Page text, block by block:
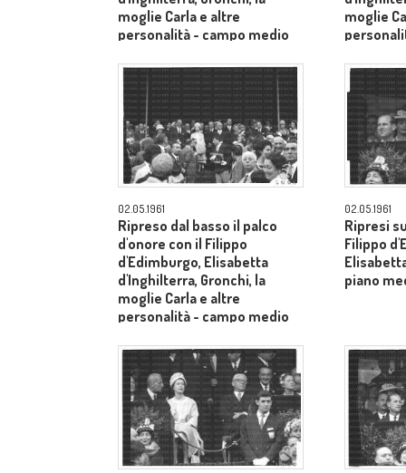
moglie Carla e altre
personalità - campo medio
moglie
02.05.1961
Ripreso dal basso il palco
d'onore con il Filippo
d'Edimburgo, Elisabetta
d'Inghilterra, Gronchi, la
moglie Carla e altre
personalità - campo medio
02.05.1961
Ripresi
Filippo
piano